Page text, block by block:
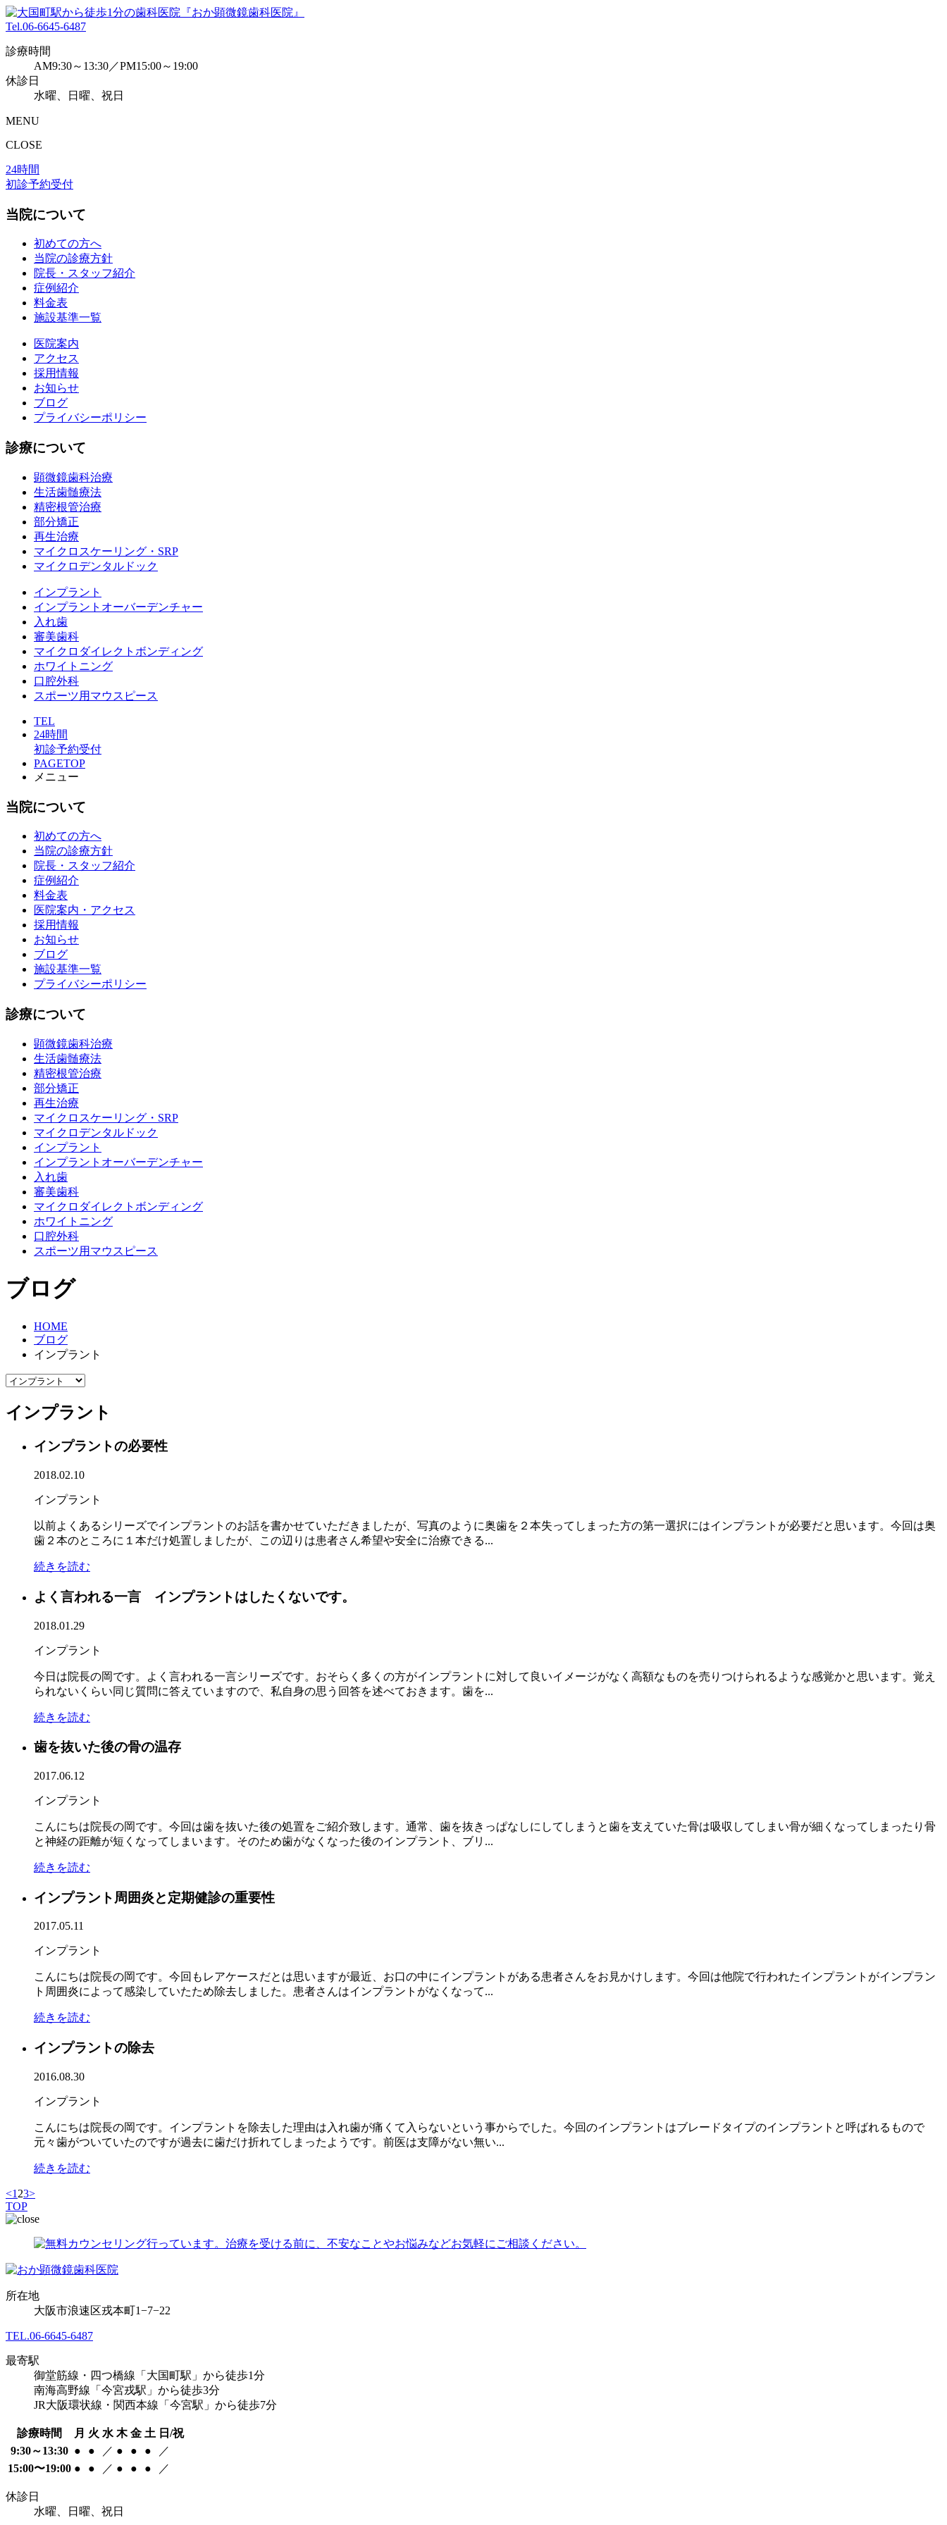
Tel.06-6645-6487
診療時間
AM9:30～13:30／PM15:00～19:00
休診日
水曜、日曜、祝日
MENU
CLOSE
24時間
初診予約受付
当院について
初めての方へ
当院の診療方針
院長・スタッフ紹介
症例紹介
料金表
施設基準一覧
医院案内
アクセス
採用情報
お知らせ
ブログ
プライバシーポリシー
診療について
顕微鏡歯科治療
生活歯髄療法
精密根管治療
部分矯正
再生治療
マイクロスケーリング・SRP
マイクロデンタルドック
インプラント
インプラントオーバーデンチャー
入れ歯
審美歯科
マイクロダイレクトボンディング
ホワイトニング
口腔外科
スポーツ用マウスピース
TEL
24時間
初診予約受付
PAGETOP
メニュー
当院について
初めての方へ
当院の診療方針
院長・スタッフ紹介
症例紹介
料金表
医院案内・アクセス
採用情報
お知らせ
ブログ
施設基準一覧
プライバシーポリシー
診療について
顕微鏡歯科治療
生活歯髄療法
精密根管治療
部分矯正
再生治療
マイクロスケーリング・SRP
マイクロデンタルドック
インプラント
インプラントオーバーデンチャー
入れ歯
審美歯科
マイクロダイレクトボンディング
ホワイトニング
口腔外科
スポーツ用マウスピース
ブログ
HOME
ブログ
インプラント
インプラント
インプラントの必要性
2018.02.10
インプラント
以前よくあるシリーズでインプラントのお話を書かせていただきましたが、写真のように奥歯を２本失ってしまった方の第一選択にはインプラントが必要だと思います。今回は奥
歯２本のところに１本だけ処置しましたが、この辺りは患者さん希望や安全に治療できる...
続きを読む
よく言われる一言 インプラントはしたくないです。
2018.01.29
インプラント
今日は院長の岡です。よく言われる一言シリーズです。おそらく多くの方がインプラントに対して良いイメージがなく高額なものを売りつけられるような感覚かと思います。覚え
られないくらい同じ質問に答えていますので、私自身の思う回答を述べておきます。歯を...
続きを読む
歯を抜いた後の骨の温存
2017.06.12
インプラント
こんにちは院長の岡です。今回は歯を抜いた後の処置をご紹介致します。通常、歯を抜きっぱなしにしてしまうと歯を支えていた骨は吸収してしまい骨が細くなってしまったり骨
と神経の距離が短くなってしまいます。そのため歯がなくなった後のインプラント、ブリ...
続きを読む
インプラント周囲炎と定期健診の重要性
2017.05.11
インプラント
こんにちは院長の岡です。今回もレアケースだとは思いますが最近、お口の中にインプラントがある患者さんをお見かけします。今回は他院で行われたインプラントがインプラン
ト周囲炎によって感染していたため除去しました。患者さんはインプラントがなくなって...
続きを読む
インプラントの除去
2016.08.30
インプラント
こんにちは院長の岡です。インプラントを除去した理由は入れ歯が痛くて入らないという事からでした。今回のインプラントはブレードタイプのインプラントと呼ばれるもので
元々歯がついていたのですが過去に歯だけ折れてしまったようです。前医は支障がない無い...
続きを読む
<1 23>
TOP
所在地
大阪市浪速区戎本町1−7−22
TEL.06-6645-6487
最寄駅
御堂筋線・四つ橋線「大国町駅」から徒歩1分
南海高野線「今宮戎駅」から徒歩3分
JR大阪環状線・関西本線「今宮駅」から徒歩7分
診療時間 月 火 水 木 金 土 日/祝
9:30～13:30 ● ● ／ ● ● ●
／
15:00〜19:00 ● ● ／ ● ● ● ／
休診日
水曜、日曜、祝日